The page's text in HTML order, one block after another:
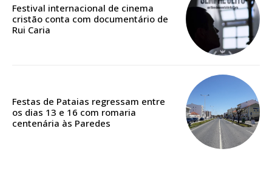
casa
Acesso ao conteúdo online
Acesso aos conteúdos Exclusivos para
Escolha o plano
Festival internacional de cinema
cristão conta com documentário de
Rui Caria
Festas de Pataias regressam entre
os dias 13 e 16 com romaria
centenária às Paredes